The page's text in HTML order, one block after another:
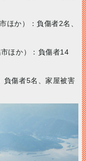
ほか）：負傷者2名、
ほか）：負傷者14
負傷者5名、家屋被害